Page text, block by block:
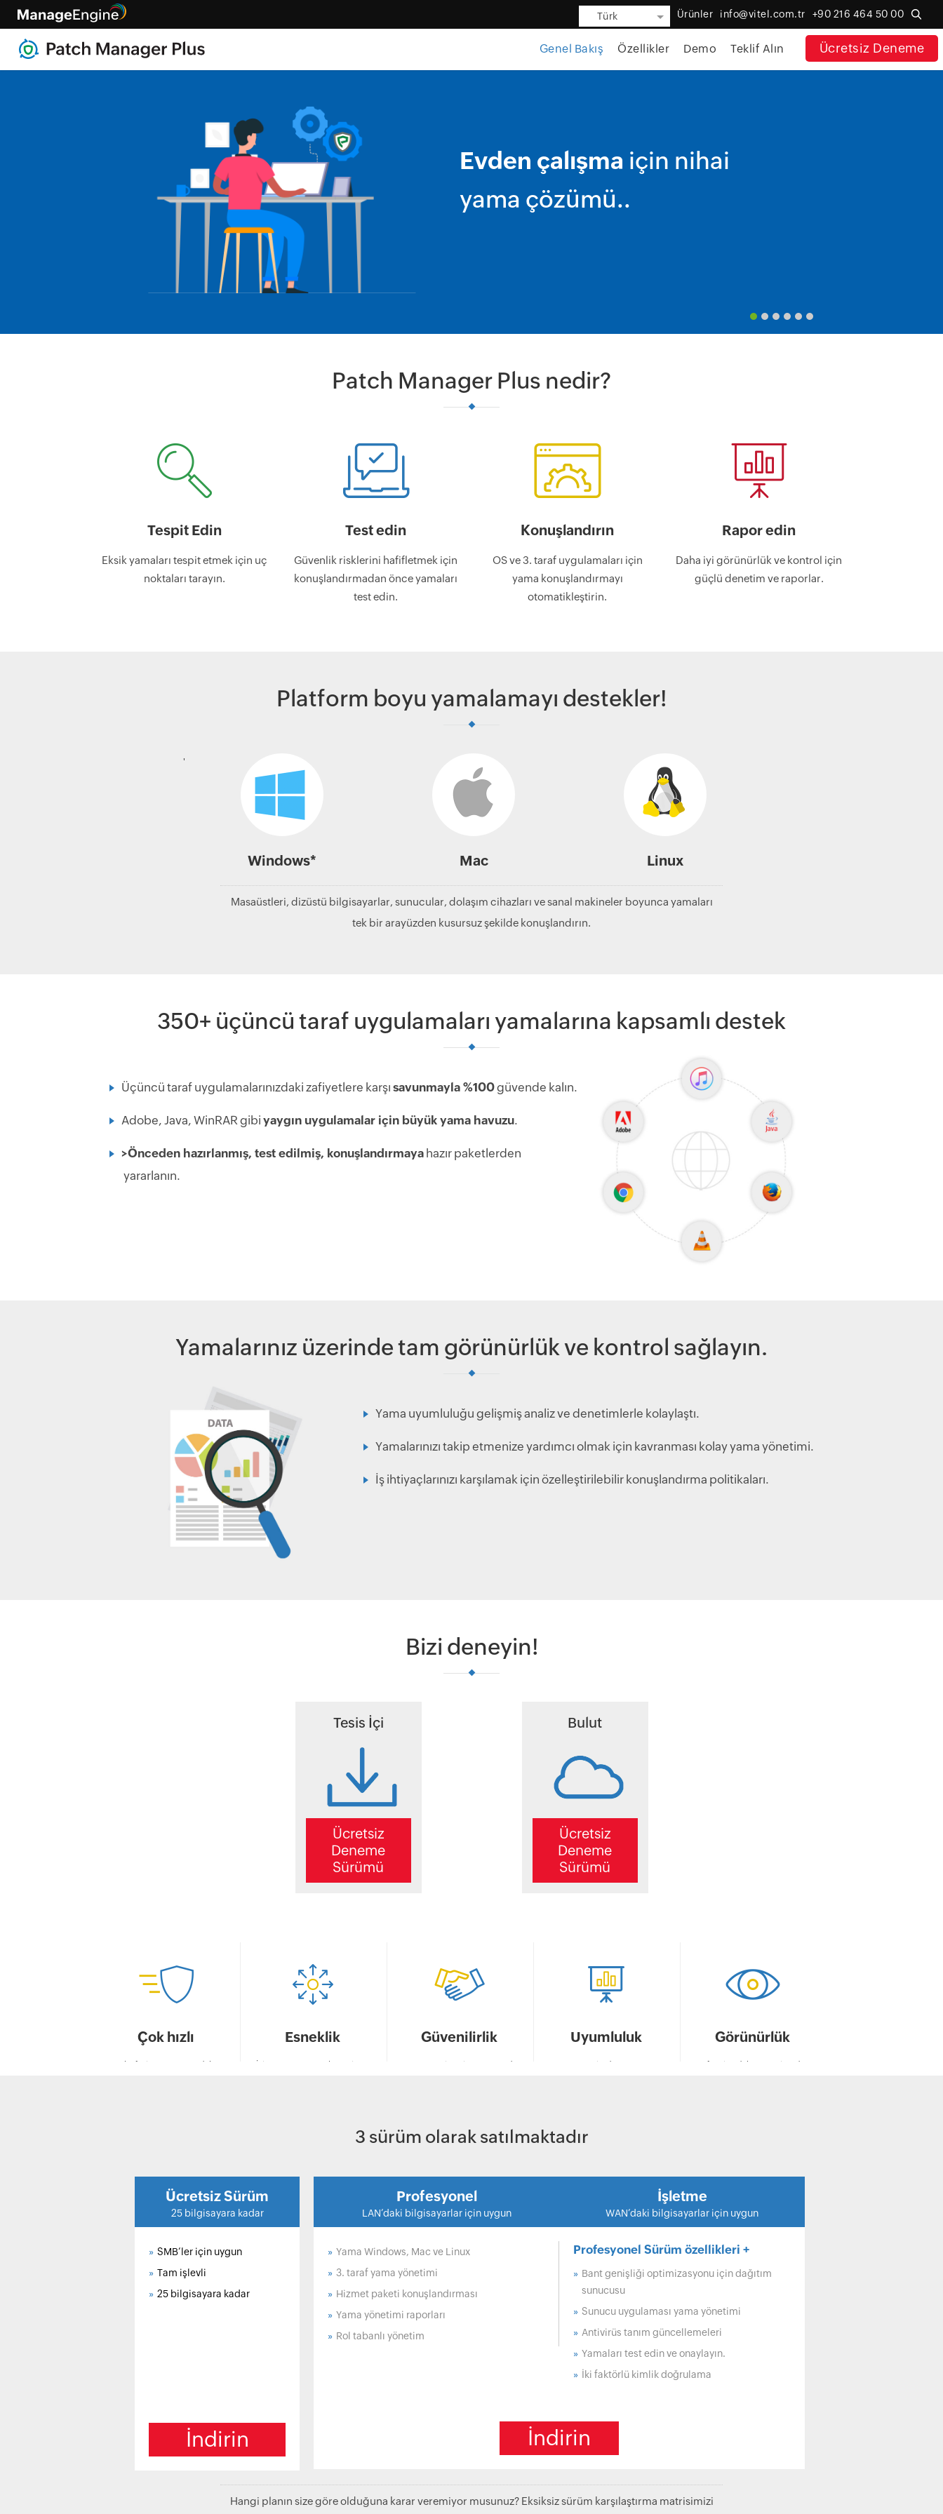
Türk Ürünler info@vitel.com.tr +90 216 464 50 00
Ücretsiz Deneme
Genel Bakış Özellikler Demo Teklif Alın
Evden çalışma için nihai
yama çözümü..
Patch Manager Plus nedir?
Tespit Edin
Eksik yamaları tespit etmek için uç
noktaları tarayın.
Test edin
Güvenlik risklerini hafifletmek için
konuşlandırmadan önce yamaları
test edin.
Konuşlandırın
OS ve 3. taraf uygulamaları için
yama konuşlandırmayı
otomatikleştirin.
Rapor edin
Daha iyi görünürlük ve kontrol için
güçlü denetim ve raporlar.
Platform boyu yamalamayı destekler!
'
Windows* Mac Linux
Masaüstleri, dizüstü bilgisayarlar, sunucular, dolaşım cihazları ve sanal makineler boyunca yamaları
tek bir arayüzden kusursuz şekilde konuşlandırın.
350+ üçüncü taraf uygulamaları yamalarına kapsamlı destek
Üçüncü taraf uygulamalarınızdaki zafiyetlere karşı savunmayla %100güvende kalın.
Adobe, Java, WinRAR gibi yaygın uygulamalar için büyük yama havuzu.
>Önceden hazırlanmış, test edilmiş, konuşlandırmayahazır paketlerden
yararlanın.
Yamalarınız üzerinde tam görünürlük ve kontrol sağlayın.
Yama uyumluluğu gelişmiş analiz ve denetimlerle kolaylaştı.
Yamalarınızı takip etmenize yardımcı olmak için kavranması kolay yama yönetimi.
İş ihtiyaçlarınızı karşılamak için özelleştirilebilir konuşlandırma politikaları.
Bizi deneyin!
Tesis İçi
Ücretsiz
Deneme
Sürümü
Bulut
Ücretsiz
Deneme
Sürümü
Çok hızlı Esneklik Güvenilirlik Uyumluluk Görünürlük
3 sürüm olarak satılmaktadır
Ücretsiz Sürüm
» SMB’ler için uygun
» Tam işlevli
» 25 bilgisayara kadar
İndirin
Profesyonel
» Yama Windows, Mac ve Linux
» 3. taraf yama yönetimi
» Hizmet paketi konuşlandırması
» Yama yönetimi raporları
» Rol tabanlı yönetim
İşletme
Profesyonel Sürüm özellikleri +
» Bant genişliği optimizasyonu için dağıtım
sunucusu
» Sunucu uygulaması yama yönetimi
» Antivirüs tanım güncellemeleri
» Yamaları test edin ve onaylayın.
» İki faktörlü kimlik doğrulama
İndirin
Hangi planın size göre olduğuna karar veremiyor musunuz? Eksiksiz sürüm karşılaştırma matrisimizi